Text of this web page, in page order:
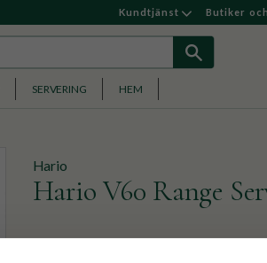
Kundtjänst Butiker
SERVERING HEM
Hario
Hario V60 Range